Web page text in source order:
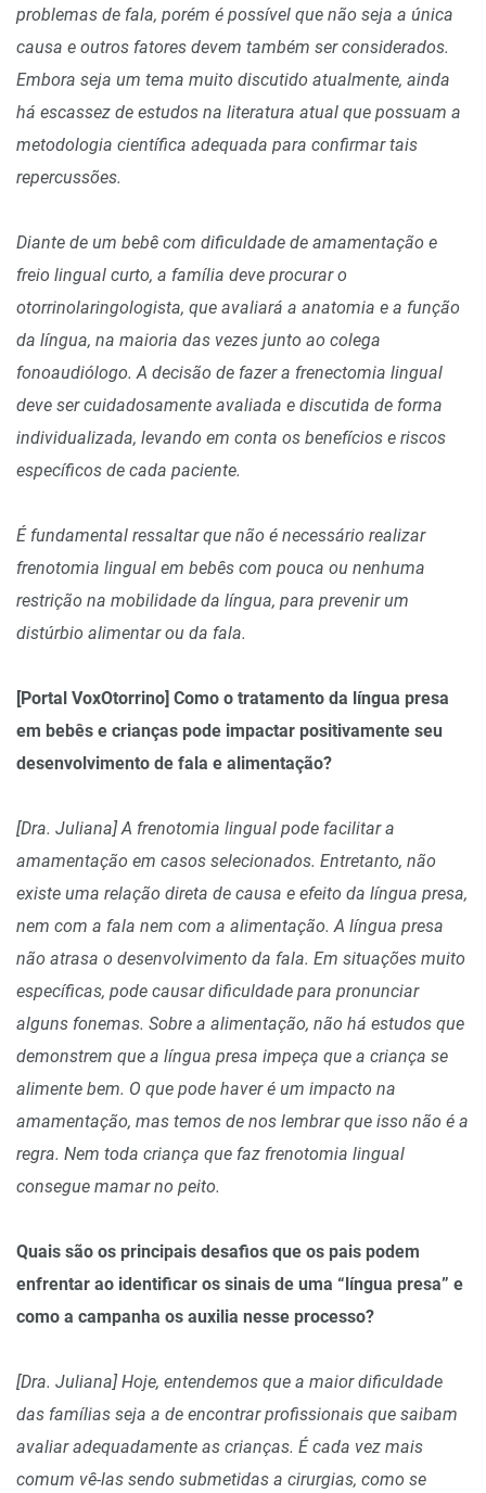
problemas de fala, porém é possível que não seja a única
causa e outros fatores devem também ser considerados.
Embora seja um tema muito discutido atualmente, ainda
há escassez de estudos na literatura atual que possuam a
metodologia científica adequada para confirmar tais
repercussões.
Diante de um bebê com dificuldade de amamentação e
freio lingual curto, a família deve procurar o
otorrinolaringologista, que avaliará a anatomia e a função
da língua, na maioria das vezes junto ao colega
fonoaudiólogo. A decisão de fazer a frenectomia lingual
deve ser cuidadosamente avaliada e discutida de forma
individualizada, levando em conta os benefícios e riscos
específicos de cada paciente.
É fundamental ressaltar que não é necessário realizar
frenotomia lingual em bebês com pouca ou nenhuma
restrição na mobilidade da língua, para prevenir um
distúrbio alimentar ou da fala.
[Portal VoxOtorrino] Como o tratamento da língua presa
em bebês e crianças pode impactar positivamente seu
desenvolvimento de fala e alimentação?
[Dra. Juliana] A frenotomia lingual pode facilitar a
amamentação em casos selecionados. Entretanto, não
existe uma relação direta de causa e efeito da língua presa,
nem com a fala nem com a alimentação. A língua presa
não atrasa o desenvolvimento da fala. Em situações muito
específicas, pode causar dificuldade para pronunciar
alguns fonemas. Sobre a alimentação, não há estudos que
demonstrem que a língua presa impeça que a criança se
alimente bem. O que pode haver é um impacto na
amamentação, mas temos de nos lembrar que isso não é a
regra. Nem toda criança que faz frenotomia lingual
consegue mamar no peito.
Quais são os principais desafios que os pais podem
enfrentar ao identificar os sinais de uma “língua presa” e
como a campanha os auxilia nesse processo?
[Dra. Juliana] Hoje, entendemos que a maior dificuldade
das famílias seja a de encontrar profissionais que saibam
avaliar adequadamente as crianças. É cada vez mais
comum vê-las sendo submetidas a cirurgias, como se